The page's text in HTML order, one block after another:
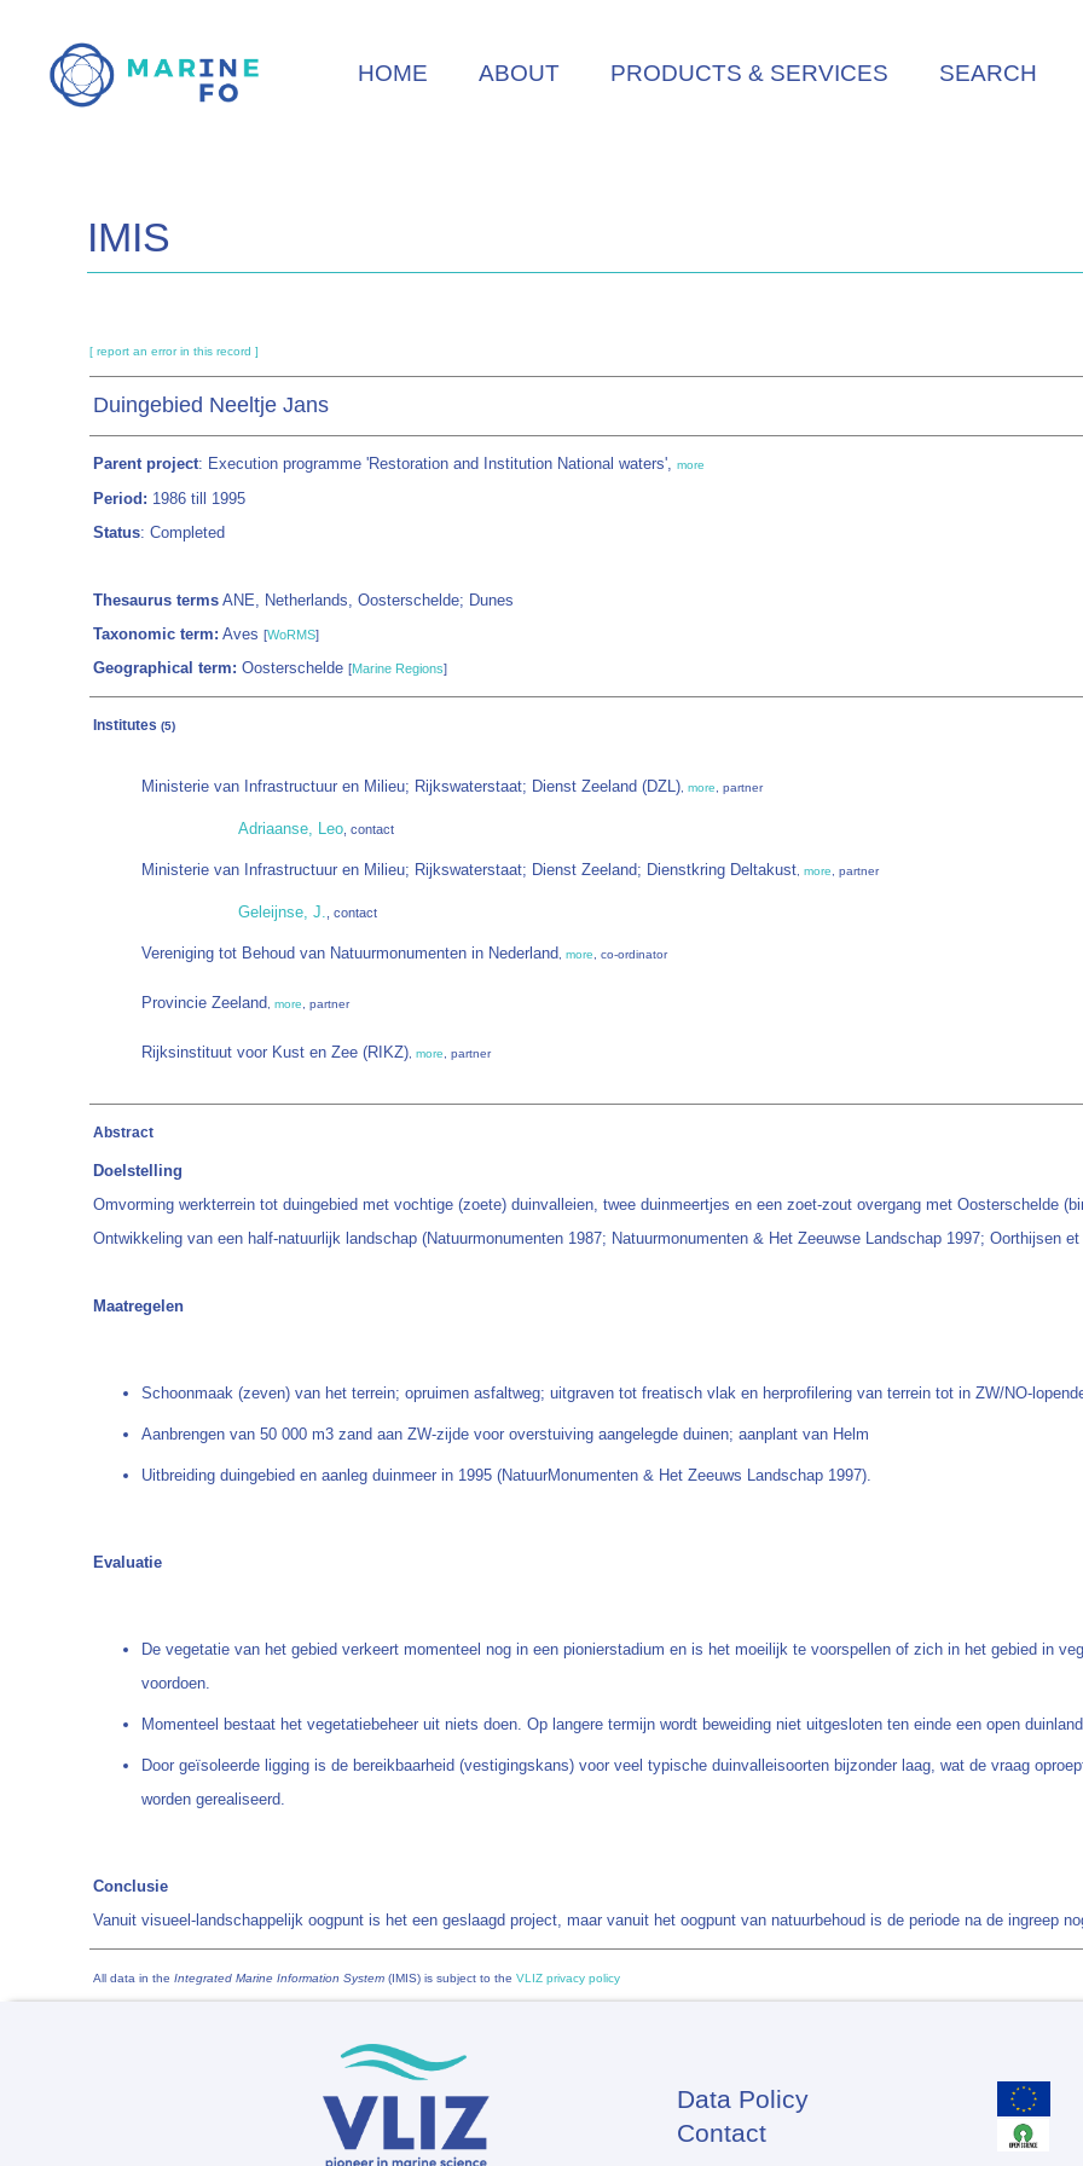
main
HOME ABOUT PRODUCTS & SERVICES SEARCH
IMIS
[ report an error in this record ]
Duingebied Neeltje Jans
Parent project: Execution programme 'Restoration and Institution National waters', more
Period: 1986 till 1995
Status: Completed
Thesaurus terms ANE, Netherlands, Oosterschelde; Dunes
Taxonomic term: Aves [WoRMS]
Geographical term: Oosterschelde [Marine Regions]
Institutes (5)
Ministerie van Infrastructuur en Milieu; Rijkswaterstaat; Dienst Zeeland (DZL) more , partner
Adriaanse, Leo , contact
Ministerie van Infrastructuur en Milieu; Rijkswaterstaat; Dienst Zeeland; Dienstkring Deltakust more , partner
Geleijnse, J. , contact
Vereniging tot Behoud van Natuurmonumenten in Nederland more , co-ordinator
Provincie Zeeland more , partner
Rijksinstituut voor Kust en Zee (RIKZ) more , partner
Abstract
Doelstelling
Omvorming werkterrein tot duingebied met vochtige (zoete) duinvalleien, twee duinmeertjes en een zoet-zout overgang met Oosterschelde
Ontwikkeling van een half-natuurlijk landschap (Natuurmonumenten 1987; Natuurmonumenten & Het Zeeuwse Landschap 1997; Oorthijsen
Maatregelen
Schoonmaak (zeven) van het terrein; opruimen asfaltweg; uitgraven tot freatisch vlak en herprofilering van terrein tot in ZW/NO-
Aanbrengen van 50 000 m3 zand aan ZW-zijde voor overstuiving aangelegde duinen; aanplant van Helm
Uitbreiding duingebied en aanleg duinmeer in 1995 (NatuurMonumenten & Het Zeeuws Landschap 1997).
Evaluatie
De vegetatie van het gebied verkeert momenteel nog in een pionierstadium en is het moeilijk te voorspellen of zich in het gebied in
voordoen.
Momenteel bestaat het vegetatiebeheer uit niets doen. Op langere termijn wordt beweiding niet uitgesloten ten einde een open
Door geïsoleerde ligging is de bereikbaarheid (vestigingskans) voor veel typische duinvalleisoorten bijzonder laag, wat de vraag
worden gerealiseerd.
Conclusie
Vanuit visueel-landschappelijk oogpunt is het een geslaagd project, maar vanuit het oogpunt van natuurbehoud is de periode na de ingreep
All data in the Integrated Marine Information System (IMIS) is subject to the VLIZ privacy policy
Footer
Data Policy
Contact